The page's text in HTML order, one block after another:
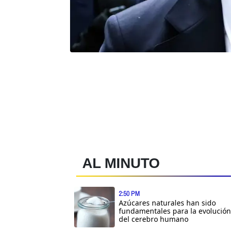
AL MINUTO
2:50 PM
Azúcares naturales han sido
fundamentales para la evolución
del cerebro humano